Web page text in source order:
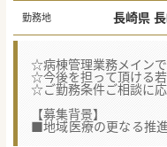
勤務地 長
☆病棟管理業務メインで
☆今後を担って頂ける
☆ご勤務条件ご相談に
【募集背景】
■地域医療の更なる推
ービス提供を目指し、